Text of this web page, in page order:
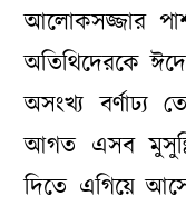
আলোকসজ্জার
অতিথিদেরকে
অসংখ্য বর্ণাঢ্য
আগত এসব
দিতে এগিয়ে আসে